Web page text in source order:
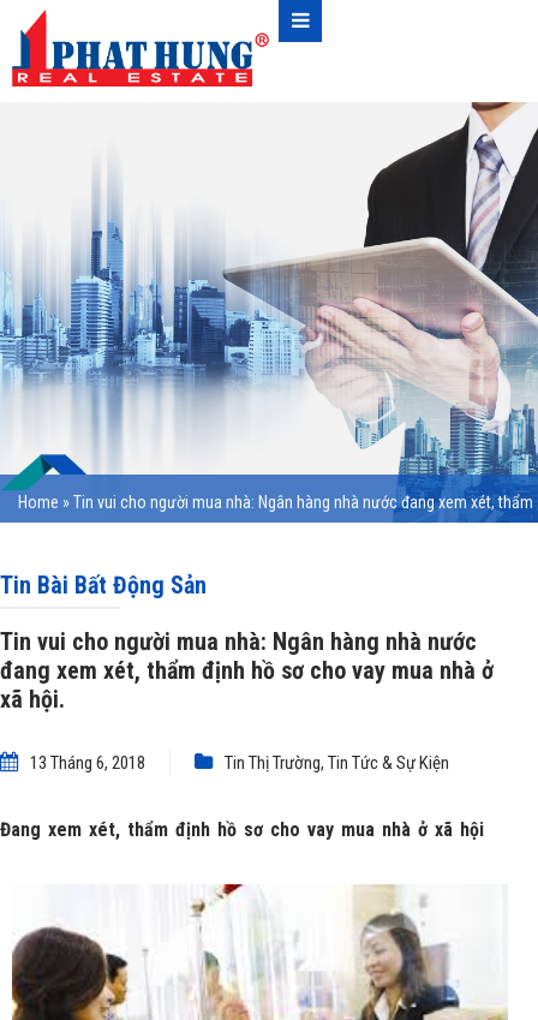
Home »Tin vui cho người mua nhà: Ngân hàng nhà nước đang xem xét, thẩm
Tin Bài Bất Động Sản
Tin vui cho người mua nhà: Ngân hàng nhà nước
đang xem xét, thẩm định hồ sơ cho vay mua nhà ở
xã hội.
13 Tháng 6, 2018 Tin Thị Trường, Tin Tức & Sự Kiện
Đang xem xét, thẩm định hồ sơ cho vay mua nhà ở xã hội